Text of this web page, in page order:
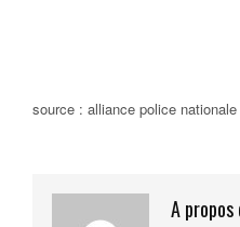
source : alliance police
A